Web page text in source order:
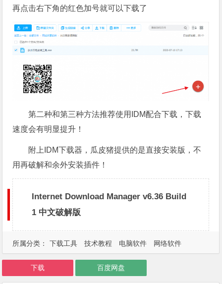
再点击右下角的红色加号就可以下载了
第二种和第三种方法推荐使用IDM配合下载，下载
速度会有明显提升！
附上IDM下载器，瓜皮猪提供的是直接安装版，不
用再破解和余外安装插件！
Internet Download Manager v6.36 Build
1 中文破解版
所属分类： 下载工具 技术教程 电脑软件 网络软件
下载 百度网盘